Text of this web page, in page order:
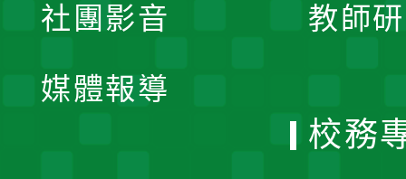
教師
社團影音
媒體報導
校務